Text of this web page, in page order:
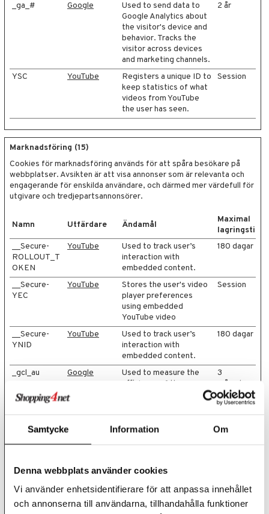
Samtycke Information Om
Denna webbplats använder cookies
Vi använder enhetsidentifierare för att anpassa innehållet
och annonserna till användarna, tillhandahålla funktioner
_ga_# Google
Used to send data to
Google Analytics about
the visitor's device and
behavior. Tracks the
visitor across devices
and marketing channels.
2 år
YSC YouTube
Registers a unique ID to
keep statistics of what
videos from YouTube
the user has seen.
Session
Marknadsföring (15)
Cookies för marknadsföring används för att spåra besökare på
webbplatser. Avsikten är att visa annonser som är relevanta och
engagerande för enskilda användare, och därmed mer värdefull för
utgivare och tredjepartsannonsörer.
Namn Utfärdare Ändamål
Maximal
lagringstid
__Secure-
ROLLOUT_T
OKEN
YouTube
Used to track user’s
interaction with
embedded content.
180 dagar
__Secure-
YEC
YouTube
Stores the user's video
player preferences
using embedded
YouTube video
Session
__Secure-
YNID
YouTube
Used to track user’s
interaction with
embedded content.
180 dagar
_gcl_au Google
Used to measure the
efficiency of the
conversion rate of the
3
månader
_gcl_ls Google
Tracks the conversion
rate between the user
and the advertisement
banners on the website
- This serves to